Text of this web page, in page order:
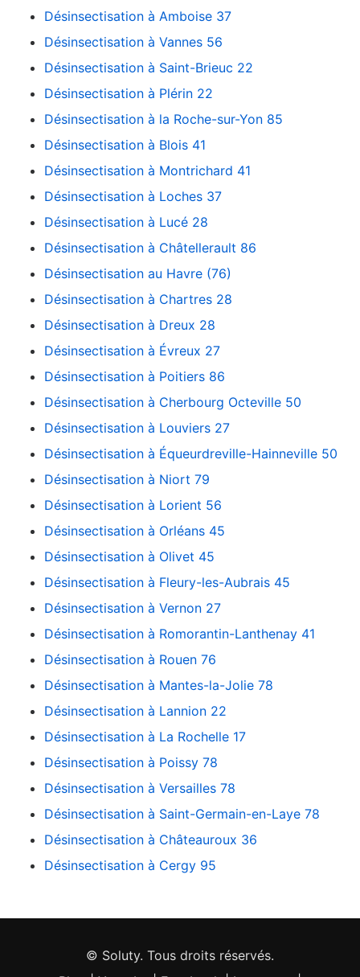
Désinsectisation à Amboise 37
Désinsectisation à Vannes 56
Désinsectisation à Saint-Brieuc 22
Désinsectisation à Plérin 22
Désinsectisation à la Roche-sur-Yon 85
Désinsectisation à Blois 41
Désinsectisation à Montrichard 41
Désinsectisation à Loches 37
Désinsectisation à Lucé 28
Désinsectisation à Châtellerault 86
Désinsectisation au Havre (76)
Désinsectisation à Chartres 28
Désinsectisation à Dreux 28
Désinsectisation à Évreux 27
Désinsectisation à Poitiers 86
Désinsectisation à Cherbourg Octeville 50
Désinsectisation à Louviers 27
Désinsectisation à Équeurdreville-Hainneville 50
Désinsectisation à Niort 79
Désinsectisation à Lorient 56
Désinsectisation à Orléans 45
Désinsectisation à Olivet 45
Désinsectisation à Fleury-les-Aubrais 45
Désinsectisation à Vernon 27
Désinsectisation à Romorantin-Lanthenay 41
Désinsectisation à Rouen 76
Désinsectisation à Mantes-la-Jolie 78
Désinsectisation à Lannion 22
Désinsectisation à La Rochelle 17
Désinsectisation à Poissy 78
Désinsectisation à Versailles 78
Désinsectisation à Saint-Germain-en-Laye 78
Désinsectisation à Châteauroux 36
Désinsectisation à Cergy 95
© Soluty. Tous droits réservés.